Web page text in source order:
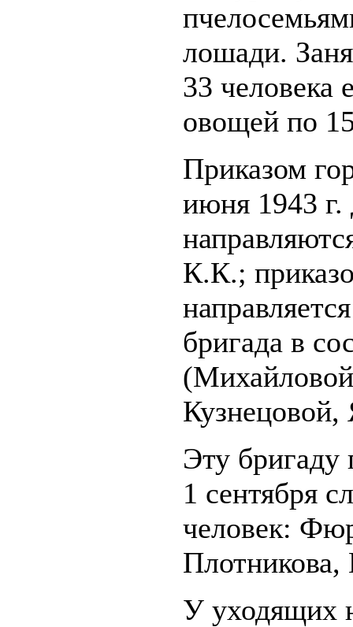
лошади.
33 человека
овощей по
Приказом
июня 1943 г.
К.К.;
бригада в
Эту бригаду
1 сентября
человек:
Плотникова,
У уходящих